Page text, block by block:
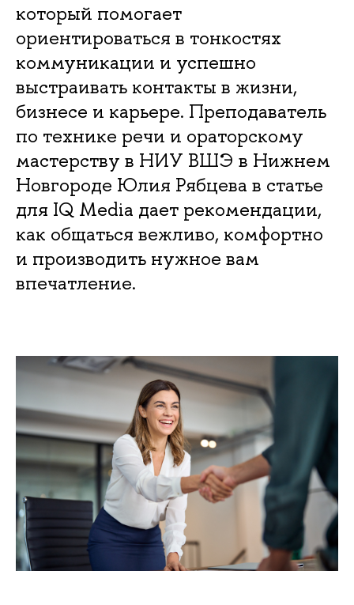
который помогает
ориентироваться в тонкостях
коммуникации и успешно
выстраивать контакты в жизни,
бизнесе и карьере. Преподаватель
по технике речи и ораторскому
мастерству в НИУ ВШЭ в Нижнем
Новгороде Юлия Рябцева в статье
для IQ Media дает рекомендации,
как общаться вежливо, комфортно
и производить нужное вам
впечатление.